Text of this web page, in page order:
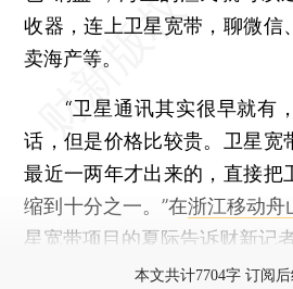
收器，连上卫星宽带，聊微信
卖海产等。
“卫星通讯其实很早就有
话，但是价格比较贵。卫星宽
最近一两年才出来的，直接把
缩到十分之一。”在浙江移动舟
星宽带项目的夏际告诉财新记者
本文共计7704字 订阅